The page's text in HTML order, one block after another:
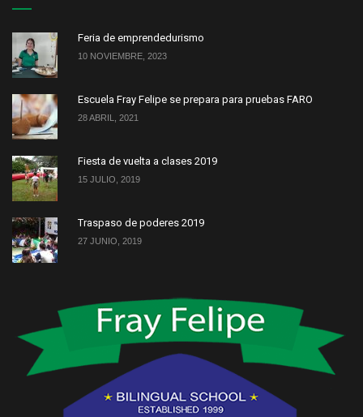
Feria de emprendedurismo
10 NOVIEMBRE, 2023
Escuela Fray Felipe se prepara para pruebas FARO
28 ABRIL, 2021
Fiesta de vuelta a clases 2019
15 JULIO, 2019
Traspaso de poderes 2019
27 JUNIO, 2019